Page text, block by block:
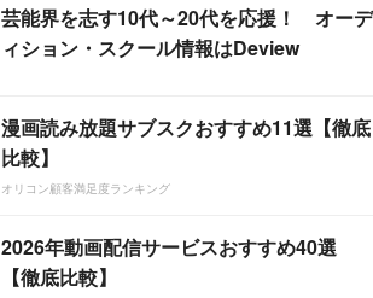
芸能界を志す10代～20代を応援！ オーデ
ィション・スクール情報はDeview
漫画読み放題サブスクおすすめ11選【徹底
比較】
オリコン顧客満足度ランキング
2026年動画配信サービスおすすめ40選
【徹底比較】